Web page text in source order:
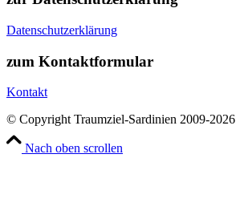
Datenschutzerklärung
zum Kontaktformular
Kontakt
© Copyright Traumziel-Sardinien 2009-2026
Nach oben scrollen